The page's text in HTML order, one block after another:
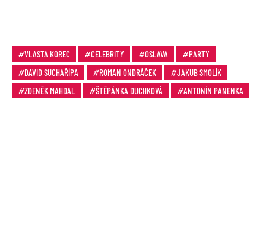
VLASTA KOREC CELEBRITY OSLAVA
PARTY
DAVID SUCHAŘÍPA
ROMAN ONDRÁČEK
JAKUB SMOLÍK
ZDENĚK MAHDAL
ŠTĚPÁNKA DUCHKOVÁ ANTONÍN PANENKA